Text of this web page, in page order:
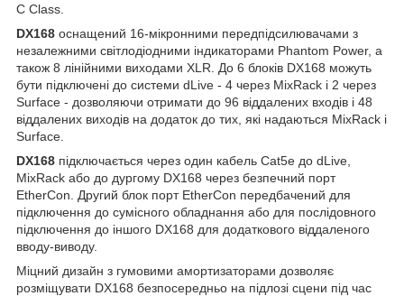
C Class.
DX168 оснащений 16-мікронними передпідсилювачами з
незалежними світлодіодними індикаторами Phantom Power, а
також 8 лінійними виходами XLR. До 6 блоків DX168 можуть
бути підключені до системи dLive - 4 через MixRack і 2 через
Surface - дозволяючи отримати до 96 віддалених входів і 48
віддалених виходів на додаток до тих, які надаються MixRack і
Surface.
DX168 підключається через один кабель Cat5e до dLive,
MixRack або до дургому DX168 через безпечний порт
EtherCon. Другий блок порт EtherCon передбачений для
підключення до сумісного обладнання або для послідовного
підключення до іншого DX168 для додаткового віддаленого
вводу-виводу.
Міцний дизайн з гумовими амортизаторами дозволяє
розміщувати DX168 безпосередньо на підлозі сцени під час